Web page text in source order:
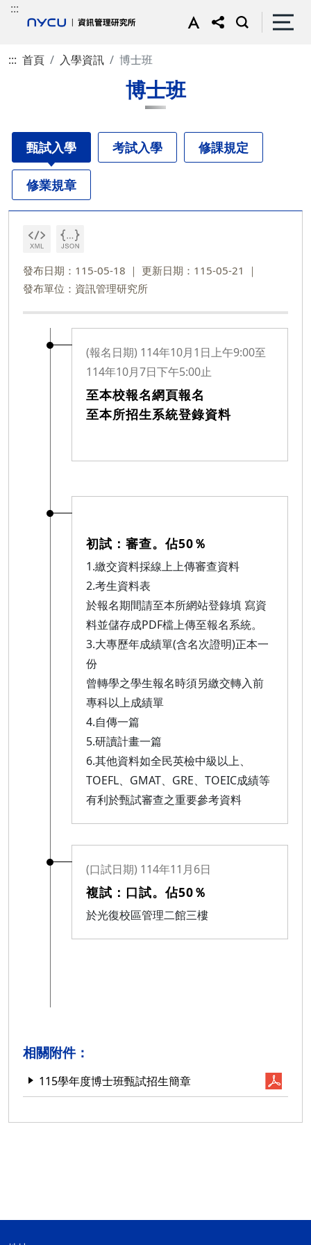
:::
::: 首頁 入學資訊 博士班
博士班
甄試入學 考試入學 修課規定
修業規章
發布日期：115-05-18
更新日期：115-05-21
發布單位：資訊管理研究所
(報名日期) 114年10月1日上午9:00至
114年10月7日下午5:00止
至本校報名網頁報名
至本所招生系統登錄資料
初試：審查。佔50％
1.繳交資料採線上上傳審查資料
2.考生資料表
於報名期間請至本所網站登錄填 寫資
料並儲存成PDF檔上傳至報名系統。
3.大專歷年成績單(含名次證明)正本一
份
曾轉學之學生報名時須另繳交轉入前
專科以上成績單
4.自傳一篇
5.研讀計畫一篇
6.其他資料如全民英檢中級以上、
TOEFL、GMAT、GRE、TOEIC成績等
有利於甄試審查之重要參考資料
(口試日期) 114年11月6日
複試：口試。佔50％
於光復校區管理二館三樓
相關附件：
115學年度博士班甄試招生簡章